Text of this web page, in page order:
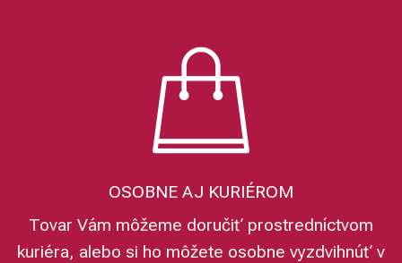
OSOBNE AJ KURIÉROM
Tovar Vám môžeme doručiť prostredníctvom
kuriéra, alebo si ho môžete osobne vyzdvihnúť v